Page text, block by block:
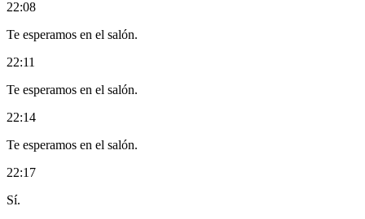
22:08
Te esperamos en el salón.
22:11
Te esperamos en el salón.
22:14
Te esperamos en el salón.
22:17
Sí.